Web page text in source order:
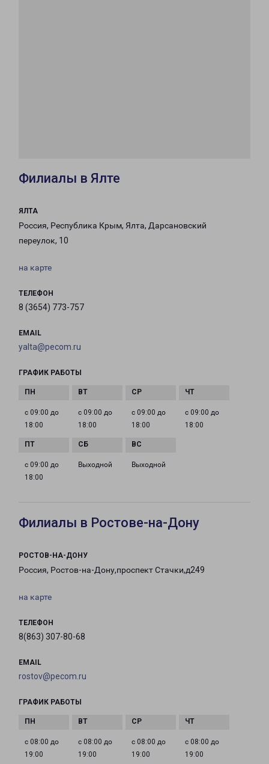
Филиалы в Ялте
ЯЛТА
Россия, Республика Крым, Ялта, Дарсановский
переулок, 10
на карте
ТЕЛЕФОН
8 (3654) 773-757
EMAIL
yalta@pecom.ru
ГРАФИК РАБОТЫ
с 09:00 до
18:00
с 09:00 до
18:00
с 09:00 до
18:00
с 09:00 до
18:00
с 09:00 до
18:00
Выходной Выходной
Филиалы в Ростове-на-Дону
РОСТОВ-НА-ДОНУ
Россия, Ростов-на-Дону,проспект Стачки,д249
на карте
ТЕЛЕФОН
8(863) 307-80-68
EMAIL
rostov@pecom.ru
ГРАФИК РАБОТЫ
с 08:00 до
19:00
с 08:00 до
19:00
с 08:00 до
19:00
с 08:00 до
19:00